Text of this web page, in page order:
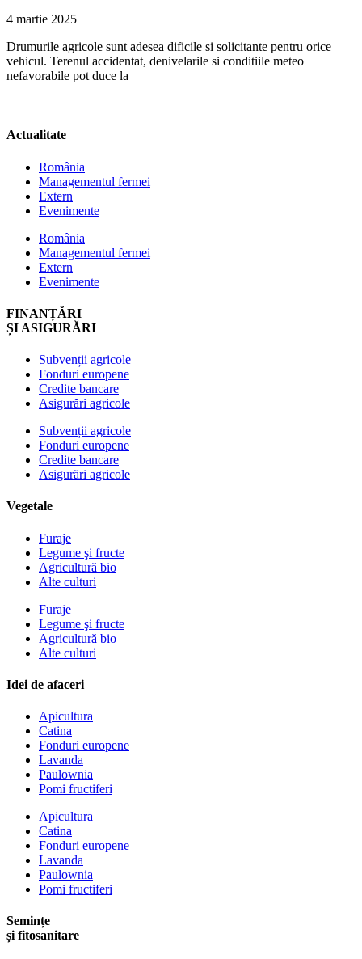
4 martie 2025
Drumurile agricole sunt adesea dificile si solicitante pentru orice
vehicul. Terenul accidentat, denivelarile si conditiile meteo
nefavorabile pot duce la
Actualitate
România
Managementul fermei
Extern
Evenimente
România
Managementul fermei
Extern
Evenimente
FINANȚĂRI
ȘI ASIGURĂRI
Subvenții agricole
Fonduri europene
Credite bancare
Asigurări agricole
Subvenții agricole
Fonduri europene
Credite bancare
Asigurări agricole
Vegetale
Furaje
Legume şi fructe
Agricultură bio
Alte culturi
Furaje
Legume şi fructe
Agricultură bio
Alte culturi
Idei de afaceri
Apicultura
Catina
Fonduri europene
Lavanda
Paulownia
Pomi fructiferi
Apicultura
Catina
Fonduri europene
Lavanda
Paulownia
Pomi fructiferi
Semințe
și fitosanitare